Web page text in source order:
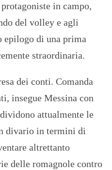
in campo,
del volley e agli
di una prima
straordinaria.
dei conti. Comanda
insegue Messina con
attualmente le
divario in termini di
altrettanto
delle romagnole contro